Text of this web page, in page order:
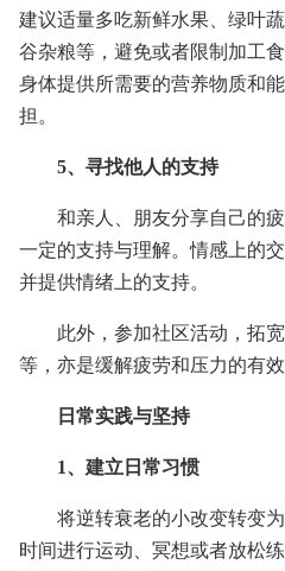
建议适量多吃新鲜水果、绿叶
谷杂粮等，避免或者限制加工
身体提供所需要的营养物质和
担。
5、寻找他人的支持
和亲人、朋友分享自己的
一定的支持与理解。情感上的
并提供情绪上的支持。
此外，参加社区活动，拓
等，亦是缓解疲劳和压力的有效
日常实践与坚持
1、建立日常习惯
将逆转衰老的小改变转变
时间进行运动、冥想或者放松